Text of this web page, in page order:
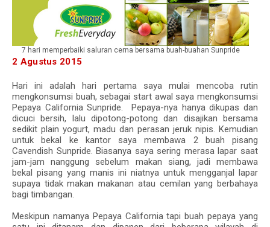
7 hari memperbaiki saluran cerna bersama buah-buahan Sunpride
2 Agustus 2015
Hari ini adalah hari pertama saya mulai mencoba rutin
mengkonsumsi buah, sebagai start awal saya mengkonsumsi
Pepaya California Sunpride. Pepaya-nya hanya dikupas dan
dicuci bersih, lalu dipotong-potong dan disajikan bersama
sedikit plain yogurt, madu dan perasan jeruk nipis. Kemudian
untuk bekal ke kantor saya membawa 2 buah pisang
Cavendish Sunpride. Biasanya saya sering merasa lapar saat
jam-jam nanggung sebelum makan siang, jadi membawa
bekal pisang yang manis ini niatnya untuk mengganjal lapar
supaya tidak makan makanan atau cemilan yang berbahaya
bagi timbangan.
Meskipun namanya Pepaya California tapi buah pepaya yang